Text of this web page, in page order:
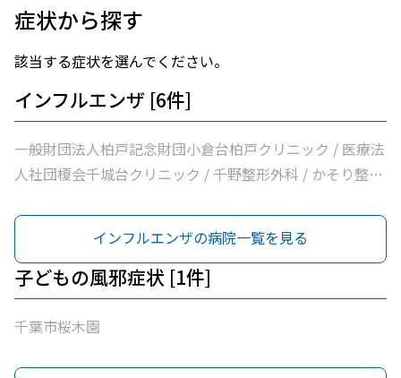
症状から探す
該当する症状を選んでください。
インフルエンザ [6件]
一般財団法人柏戸記念財団小倉台柏戸クリニック / 医療法
人社団榎会千城台クリニック / 千野整形外科 / かそり整形
千葉市桜木園
インフルエンザの病院一覧を見る
子どもの風邪症状 [1件]
千葉市桜木園